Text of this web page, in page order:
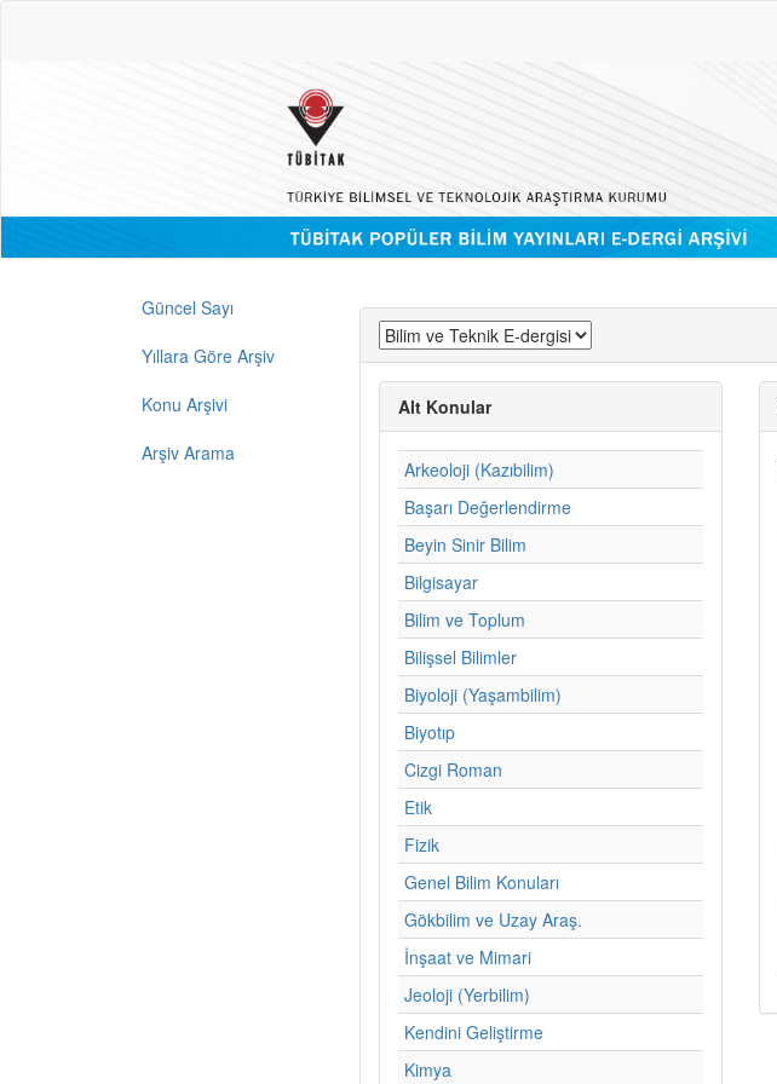
Güncel Sayı
Yıllara Göre Arşiv
Konu Arşivi
Arşiv Arama
Alt Konular
Arkeoloji (Kazıbilim)
Başarı Değerlendirme
Beyin Sinir Bilim
Bilgisayar
Bilim ve Toplum
Bilişsel Bilimler
Biyoloji (Yaşambilim)
Biyotıp
Cizgi Roman
Etik
Fizik
Genel Bilim Konuları
Gökbilim ve Uzay Araş.
İnşaat ve Mimari
Jeoloji (Yerbilim)
Kendini Geliştirme
Kimya